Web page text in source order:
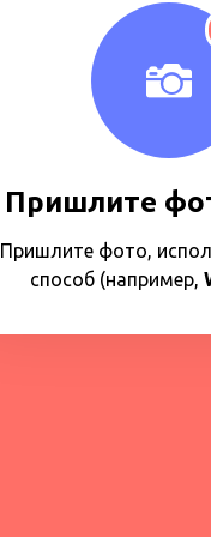
Пришлите
Пришлите фото,
способ (например,